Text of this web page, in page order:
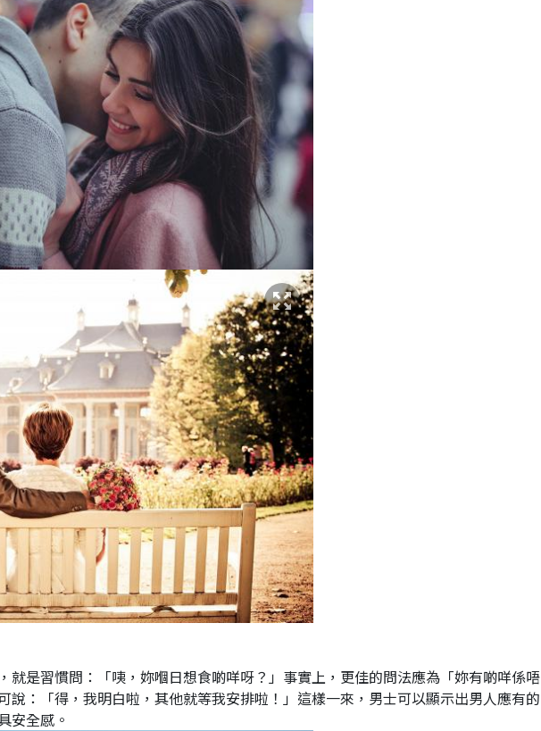
就是習慣問：「咦，妳嗰日想食啲咩呀？」事實上，更佳的問法應為「妳有啲咩係唔
說：「得，我明白啦，其他就等我安排啦！」這樣一來，男士可以顯示出男人應有的
安全感。